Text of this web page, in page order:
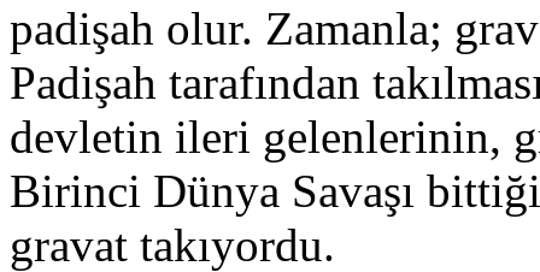
padişah olur. Zamanla;
Padişah tarafından
devletin ileri gelenlerinin,
Birinci Dünya Savaşı
gravat takıyordu.